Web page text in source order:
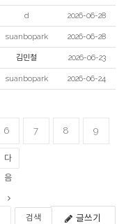
d 2026-06-28
suanbopark 2026-06-28
김민철 2026-06-23
suanbopark 2026-06-24
6 7 8 9
다
음
글쓰기